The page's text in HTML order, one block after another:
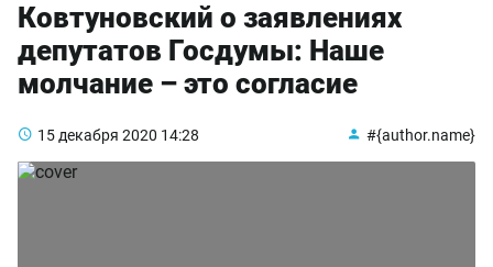
Ковтуновский о заявлениях
депутатов Госдумы: Наше
молчание – это согласие
15 декабря 2020 14:28 #{author.name}